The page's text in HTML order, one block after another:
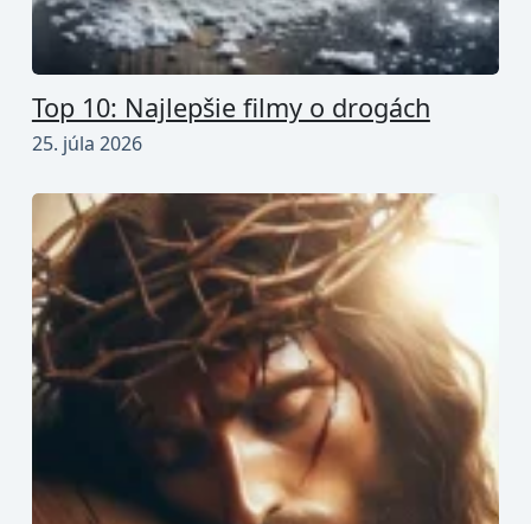
Top 10: Najlepšie filmy o drogách
25. júla 2026